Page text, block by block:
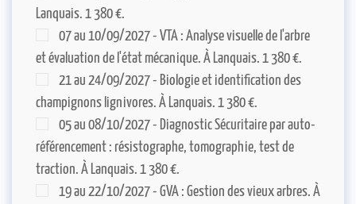
Lanquais. 1 380 €.
07 au 10/09/2027 - VTA : Analyse visuelle de l'arbre
et évaluation de l'état mécanique. À Lanquais. 1 380 €.
21 au 24/09/2027 - Biologie et identification des
champignons lignivores. À Lanquais. 1 380 €.
05 au 08/10/2027 - Diagnostic Sécuritaire par auto-
référencement : résistographe, tomographie, test de
traction. À Lanquais. 1 380 €.
19 au 22/10/2027 - GVA : Gestion des vieux arbres. À